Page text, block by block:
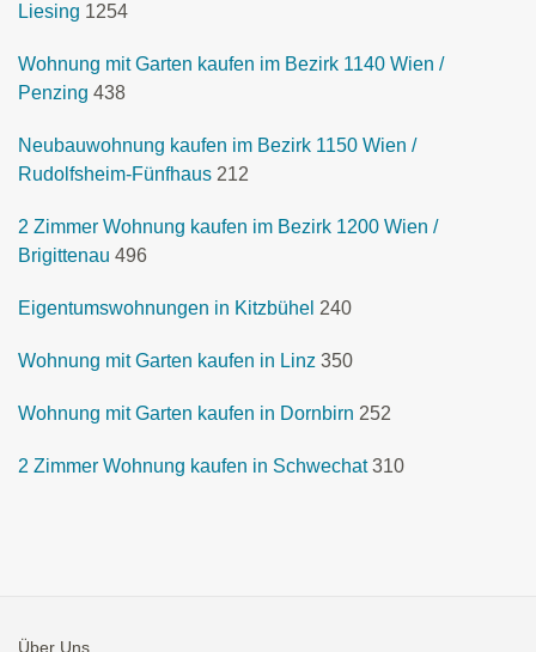
Liesing 1254
Wohnung mit Garten kaufen im Bezirk 1140 Wien /
Penzing 438
Neubauwohnung kaufen im Bezirk 1150 Wien /
Rudolfsheim-Fünfhaus 212
2 Zimmer Wohnung kaufen im Bezirk 1200 Wien /
Brigittenau 496
Eigentumswohnungen in Kitzbühel 240
Wohnung mit Garten kaufen in Linz 350
Wohnung mit Garten kaufen in Dornbirn 252
2 Zimmer Wohnung kaufen in Schwechat 310
Über Uns